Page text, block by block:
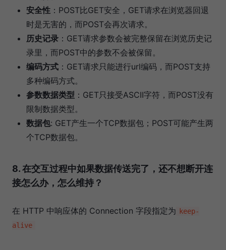
安全性 ：POST比GET安全，GET请求在浏览器回退
时是无害的，而POST会再次请求。
历史记录 ：GET请求参数会被完整保留在浏览历史记
录里，而POST中的参数不会被保留。
编码方式 ：GET请求只能进行url编码，而POST支持
多种编码方式。
参数数据类型 ：GET只接受ASCII字符，而POST没有
限制数据类型。
数据包: GET产生一个TCP数据包；POST可能产生两
个TCP数据包。
8. 在交互过程中如果数据传送完了，还不想断开连
接怎么办，怎么维持？
在 HTTP 中响应体的 Connection 字段指定为
keep-
alive